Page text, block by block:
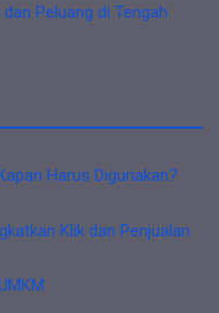
Peluang di Tengah
Harus Digunakan?
Klik dan Penjualan